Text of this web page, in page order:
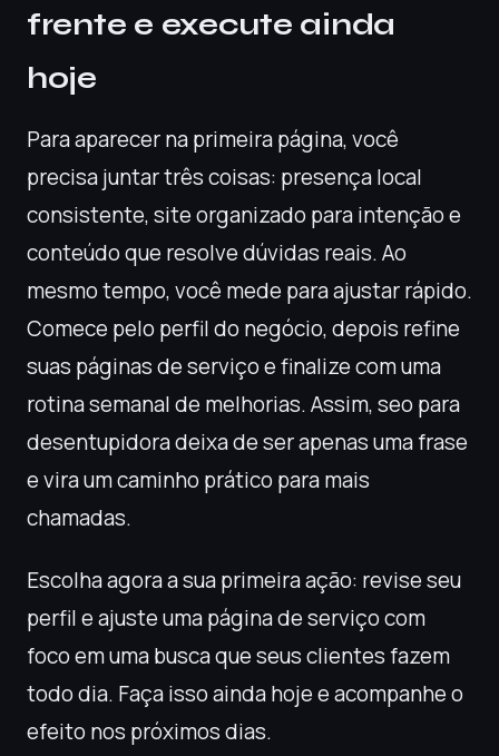
frente e execute ainda
hoje
Para aparecer na primeira página, você
precisa juntar três coisas: presença local
consistente, site organizado para intenção e
conteúdo que resolve dúvidas reais. Ao
mesmo tempo, você mede para ajustar rápido.
Comece pelo perfil do negócio, depois refine
suas páginas de serviço e finalize com uma
rotina semanal de melhorias. Assim, seo para
desentupidora deixa de ser apenas uma frase
e vira um caminho prático para mais
chamadas.
Escolha agora a sua primeira ação: revise seu
perfil e ajuste uma página de serviço com
foco em uma busca que seus clientes fazem
todo dia. Faça isso ainda hoje e acompanhe o
efeito nos próximos dias.